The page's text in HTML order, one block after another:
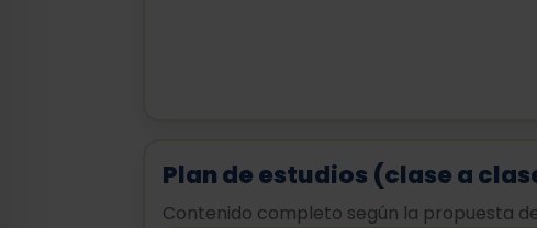
Plan de estudios (clase a
Contenido completo según la propuesta